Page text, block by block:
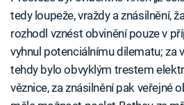
tedy loupeže, vraždy a znásilnění,
rozhodl vznést obvinění pouze v
vyhnul potenciálnímu dilematu; za
tehdy bylo obvyklým trestem
věznice, za znásilnění pak veřejné